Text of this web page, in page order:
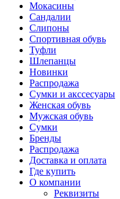
Мокасины
Сандалии
Слипоны
Спортивная обувь
Туфли
Шлепанцы
Новинки
Распродажа
Сумки и акссесуары
Женская обувь
Мужская обувь
Сумки
Бренды
Распродажа
Доставка и оплата
Где купить
О компании
Реквизиты